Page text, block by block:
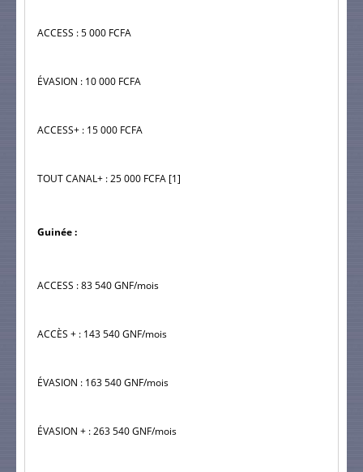
ACCESS : 5 000 FCFA
ÉVASION : 10 000 FCFA
ACCESS+ : 15 000 FCFA
TOUT CANAL+ : 25 000 FCFA [1]
Guinée :
ACCESS : 83 540 GNF/mois
ACCÈS + : 143 540 GNF/mois
ÉVASION : 163 540 GNF/mois
ÉVASION + : 263 540 GNF/mois